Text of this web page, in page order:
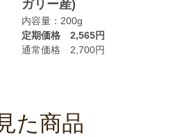
ガリー産)
内容量：200g
定期価格 2,565円
通常価格 2,700円
た商品